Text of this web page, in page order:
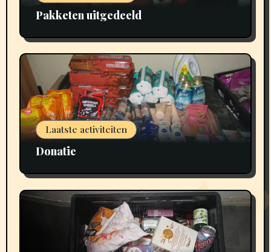
Pakketen uitgedeeld
Laatste activiteiten
Donatie